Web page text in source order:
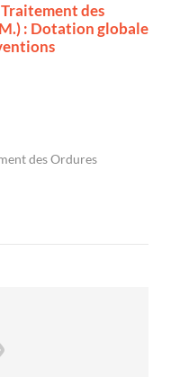
des
: Dotation globale
des Ordures